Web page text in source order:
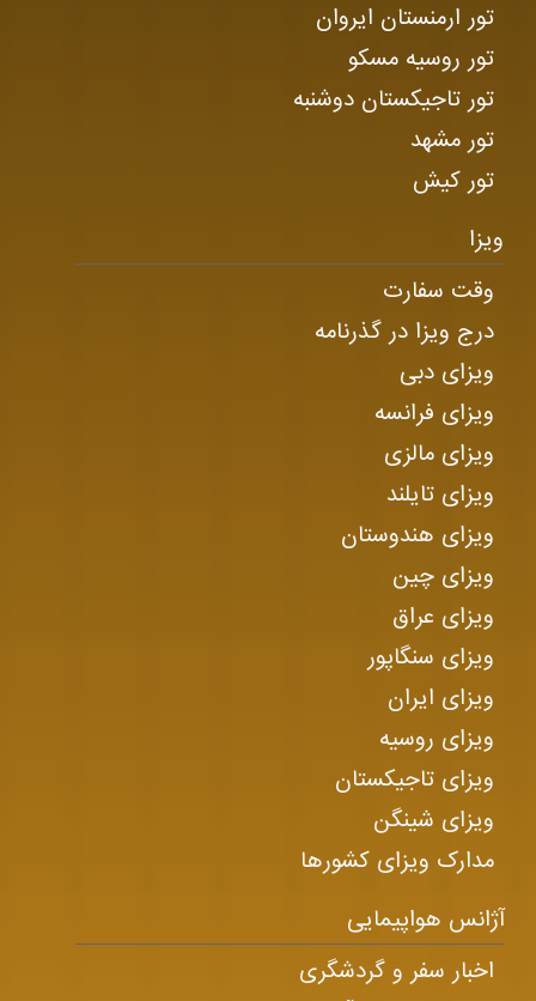
تور ارمنستان ایروان
تور روسیه مسکو
تور تاجیکستان دوشنبه
تور مشهد
تور کیش
ویزا
وقت سفارت
درج ویزا در گذرنامه
ویزای دبی
ویزای فرانسه
ویزای مالزی
ویزای تایلند
ویزای هندوستان
ویزای چین
ویزای عراق
ویزای سنگاپور
ویزای ایران
ویزای روسیه
ویزای تاجیکستان
ویزای شینگن
مدارک ویزای کشورها
آژانس هواپیمایی
اخبار سفر و گردشگری